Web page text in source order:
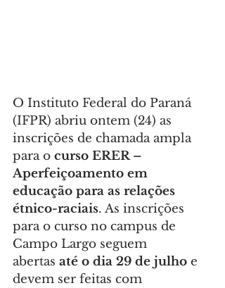
O Instituto Federal do Paraná
(IFPR) abriu ontem (24) as
inscrições de chamada ampla
para o curso ERER –
Aperfeiçoamento em
educação para as relações
étnico-raciais. As inscrições
para o curso no campus de
Campo Largo seguem
abertas até o dia 29 de julho e
devem ser feitas com